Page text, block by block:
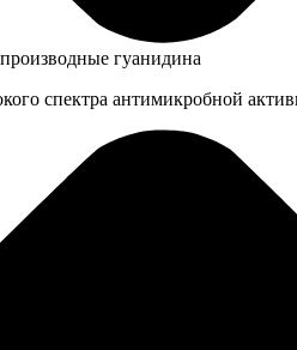
гуанидина
спектра антимикробной